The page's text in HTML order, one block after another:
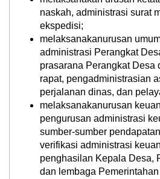
naskah, administrasi surat
ekspedisi;
melaksanakanurusan
administrasi Perangkat
prasarana Perangkat Desa
rapat, pengadministrasian
perjalanan dinas, dan
melaksanakanurusan
pengurusan administrasi
sumber-sumber
verifikasi administrasi
penghasilan Kepala Desa,
dan lembaga